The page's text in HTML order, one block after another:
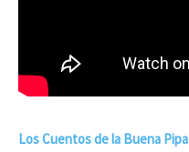
Los Cuentos de la Buena Pipa